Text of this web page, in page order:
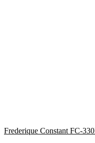
Frederique Constant FC-